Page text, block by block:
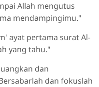
Allah mengutus
mendampingimu."
ayat pertama surat Al-
yang tahu."
dan
dan fokuslah